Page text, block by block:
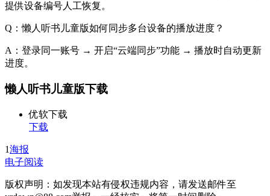
提供设备编号人工恢复。
Q：懒人听书儿童版如何同步多台设备的播放进度？
A：登录同一账号 → 开启“云端同步”功能 → 播放时自动更新
进度。
懒人听书儿童版下载
优软下载
下载
1海报
电子阅读
版权声明：如发现本站有侵权违规内容，请发送邮件至